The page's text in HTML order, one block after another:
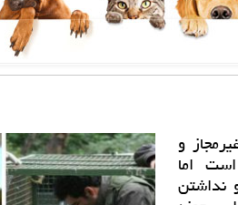
و
اما
نداشتن